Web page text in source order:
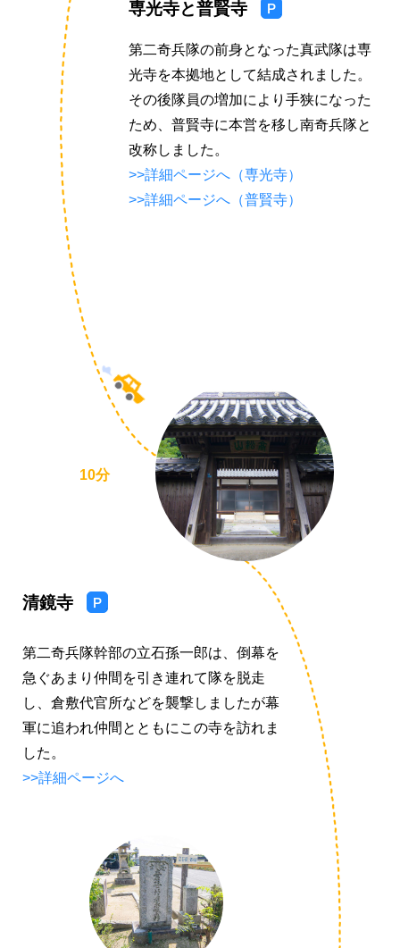
専光寺と普賢寺
場
あ
り
第二奇兵隊の前身となった真武隊は専
光寺を本拠地として結成されました。
その後隊員の増加により手狭になった
ため、普賢寺に本営を移し南奇兵隊と
改称しました。
>>詳細ページへ（専光寺）
>>詳細ページへ（普賢寺）
車
10分
清鏡寺
場
あ
り
第二奇兵隊幹部の立石孫一郎は、倒幕を
急ぐあまり仲間を引き連れて隊を脱走
し、倉敷代官所などを襲撃しましたが幕
軍に追われ仲間とともにこの寺を訪れま
した。
>>詳細ページへ